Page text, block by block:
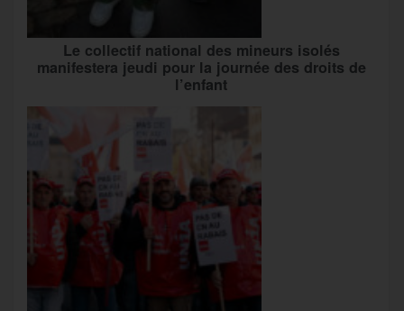
Le collectif national des mineurs isolés
manifestera jeudi pour la journée des droits de
l’enfant